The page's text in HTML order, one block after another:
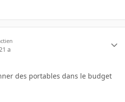
a
des portables dans le budget